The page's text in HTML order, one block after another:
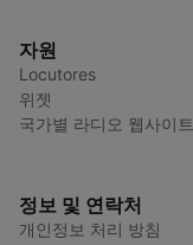
자원
Locutores
위젯
국가별 라디오 웹사이트
정보 및 연락처
개인정보 처리 방침